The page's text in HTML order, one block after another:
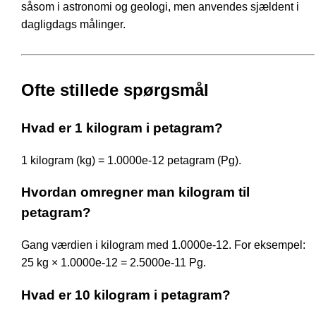
såsom i astronomi og geologi, men anvendes sjældent i
dagligdags målinger.
Ofte stillede spørgsmål
Hvad er 1 kilogram i petagram?
1 kilogram (kg) = 1.0000e-12 petagram (Pg).
Hvordan omregner man kilogram til
petagram?
Gang værdien i kilogram med 1.0000e-12. For eksempel:
25 kg × 1.0000e-12 = 2.5000e-11 Pg.
Hvad er 10 kilogram i petagram?